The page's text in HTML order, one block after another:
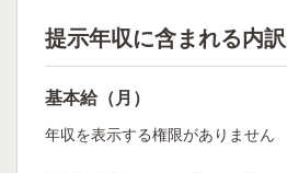
提示年収に含まれる内訳
基本給（月）
年収を表示する権限がありません